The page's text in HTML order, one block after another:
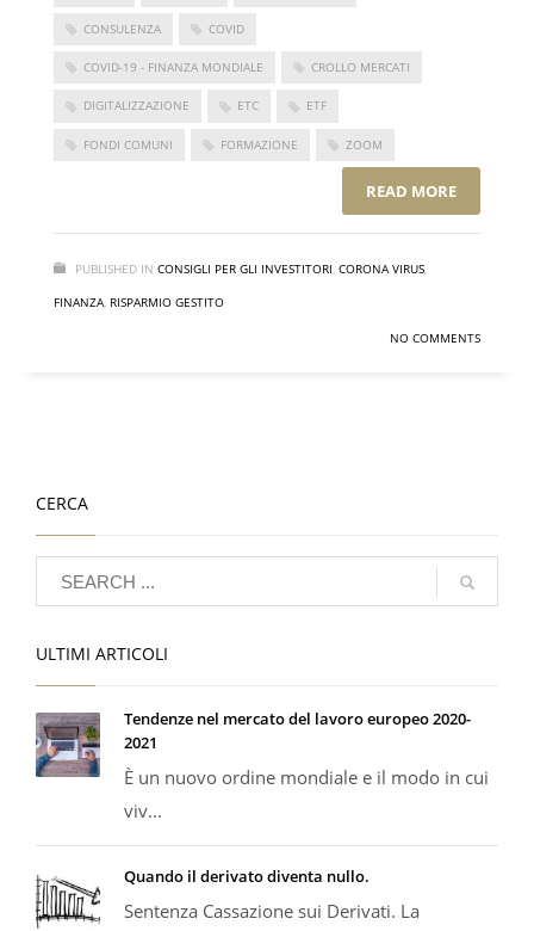
CONSULENZA COVID
COVID-19 - FINANZA MONDIALE CROLLO MERCATI
DIGITALIZZAZIONE ETC ETF
FONDI COMUNI FORMAZIONE ZOOM
READ MORE
PUBLISHED IN CONSIGLI PER GLI INVESTITORI, CORONA VIRUS,
FINANZA, RISPARMIO GESTITO
NO COMMENTS
CERCA
ULTIMI ARTICOLI
Tendenze nel mercato del lavoro europeo 2020-
2021
È un nuovo ordine mondiale e il modo in cui
viv...
Quando il derivato diventa nullo.
Sentenza Cassazione sui Derivati. La